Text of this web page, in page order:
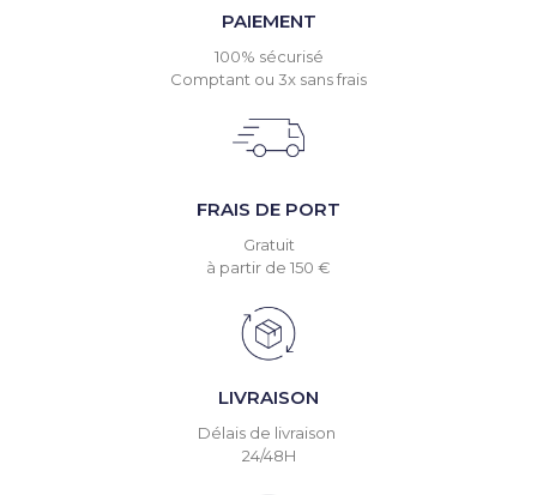
PAIEMENT
100% sécurisé
Comptant ou 3x sans frais
FRAIS DE PORT
Gratuit
à partir de 150 €
LIVRAISON
Délais de livraison
24/48H